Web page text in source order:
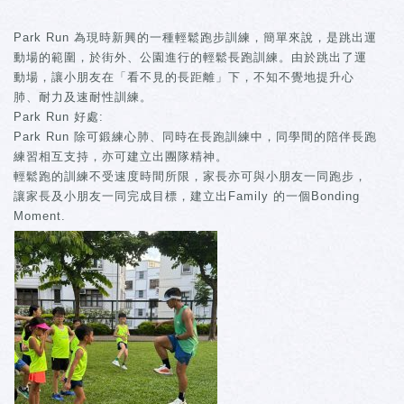
Park Run 為現時新興的一種輕鬆跑步訓練，簡單來說，是跳出運
動場的範圍，於街外、公園進行的輕鬆長跑訓練。由於跳出了運
動場，讓小朋友在「看不見的長距離」下，不知不覺地提升心
肺、耐力及速耐性訓練。
Park Run 好處:
Park Run 除可鍛練心肺、同時在長跑訓練中，同學間的陪伴長跑
練習相互支持，亦可建立出團隊精神。
輕鬆跑的訓練不受速度時間所限，家長亦可與小朋友一同跑步，
讓家長及小朋友一同完成目標，建立出Family 的一個Bonding
Moment.